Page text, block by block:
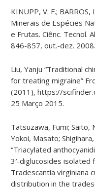
KINUPP, V. F.;
Minerais de Espécies
e Frutas. Ciênc. Tecnol.
846-857, out.-dez.
Liu, Yanju “Traditional
for treating migraine”
(2011), https://
25 Março 2015.
Tatsuzawa, Fumi; Saito,
Yokoi, Masato;
“Triacylated
3′-​diglucosides
Tradescantia virginiana
distribution in the